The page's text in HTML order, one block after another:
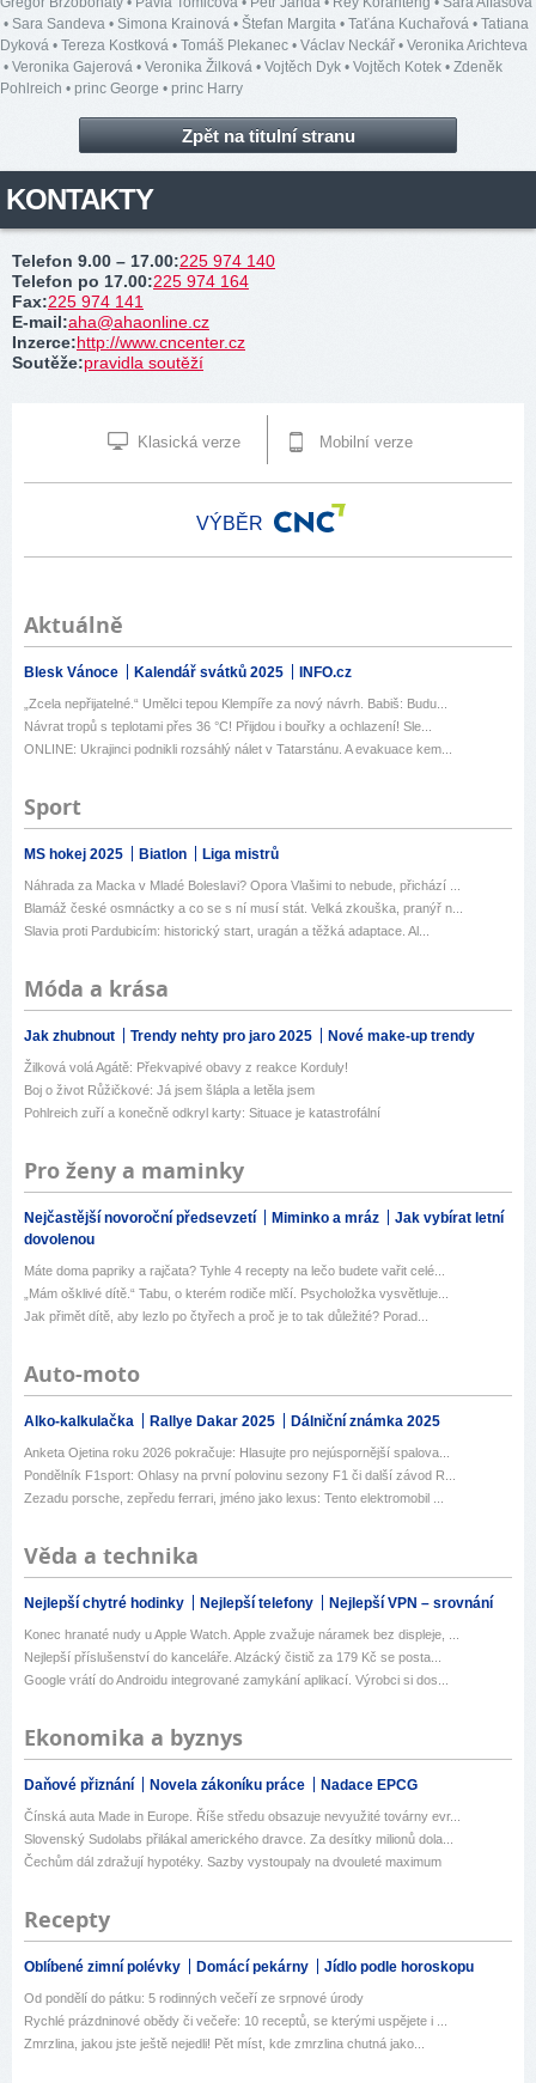
• Sara Sandeva • Simona Krainová • Štefan Margita • Taťána Kuchařová • Tatiana
Dyková • Tereza Kostková • Tomáš Plekanec • Václav Neckář • Veronika Arichteva
• Veronika Gajerová • Veronika Žilková • Vojtěch Dyk • Vojtěch Kotek • Zdeněk
Pohlreich • princ George • princ Harry
Zpět na titulní stranu
KONTAKTY
Telefon 9.00 – 17.00:225 974 140
Telefon po 17.00:225 974 164
Fax:225 974 141
E-mail:aha@ahaonline.cz
Inzerce:http://www.cncenter.cz
Soutěže:pravidla soutěží
Klasická verze Mobilní verze
VÝBĚR
Aktuálně
Blesk Vánoce Kalendář svátků 2025 INFO.cz
„Zcela nepřijatelné.“ Umělci tepou Klempíře za nový návrh. Babiš: Budu...
Návrat tropů s teplotami přes 36 °C! Přijdou i bouřky a ochlazení! Sle...
ONLINE: Ukrajinci podnikli rozsáhlý nálet v Tatarstánu. A evakuace kem...
Sport
MS hokej 2025 Biatlon Liga mistrů
Náhrada za Macka v Mladé Boleslavi? Opora Vlašimi to nebude, přichází ...
Blamáž české osmnáctky a co se s ní musí stát. Velká zkouška, pranýř n...
Slavia proti Pardubicím: historický start, uragán a těžká adaptace. Al...
Móda a krása
Jak zhubnout Trendy nehty pro jaro 2025 Nové make-up trendy
Žilková volá Agátě: Překvapivé obavy z reakce Korduly!
Boj o život Růžičkové: Já jsem šlápla a letěla jsem
Pohlreich zuří a konečně odkryl karty: Situace je katastrofální
Pro ženy a maminky
Nejčastější novoroční předsevzetí Miminko a mráz
Jak vybírat letní
dovolenou
Máte doma papriky a rajčata? Tyhle 4 recepty na lečo budete vařit celé...
„Mám ošklivé dítě.“ Tabu, o kterém rodiče mlčí. Psycholožka vysvětluje...
Jak přimět dítě, aby lezlo po čtyřech a proč je to tak důležité? Porad...
Auto-moto
Alko-kalkulačka Rallye Dakar 2025 Dálniční známka 2025
Anketa Ojetina roku 2026 pokračuje: Hlasujte pro nejúspornější spalova...
Pondělník F1sport: Ohlasy na první polovinu sezony F1 či další závod R...
Zezadu porsche, zepředu ferrari, jméno jako lexus: Tento elektromobil ...
Věda a technika
Nejlepší chytré hodinky Nejlepší telefony Nejlepší VPN – srovnání
Konec hranaté nudy u Apple Watch. Apple zvažuje náramek bez displeje, ...
Nejlepší příslušenství do kanceláře. Alzácký čistič za 179 Kč se posta...
Google vrátí do Androidu integrované zamykání aplikací. Výrobci si dos...
Ekonomika a byznys
Daňové přiznání Novela zákoníku práce Nadace EPCG
Čínská auta Made in Europe. Říše středu obsazuje nevyužité továrny evr...
Slovenský Sudolabs přilákal amerického dravce. Za desítky milionů dola...
Čechům dál zdražují hypotéky. Sazby vystoupaly na dvouleté maximum
Recepty
Oblíbené zimní polévky Domácí pekárny Jídlo podle horoskopu
Od pondělí do pátku: 5 rodinných večeří ze srpnové úrody
Rychlé prázdninové obědy či večeře: 10 receptů, se kterými uspějete i ...
Zmrzlina, jakou jste ještě nejedli! Pět míst, kde zmrzlina chutná jako...